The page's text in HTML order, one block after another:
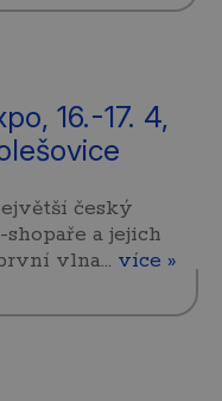
16.-17. 4,
český
a jejich
vlna… více »